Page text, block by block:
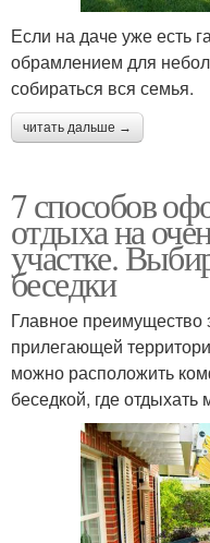
Если на даче уже есть
обрамлением для
собираться вся семья.
читать дальше →
7 способов
отдыха на
участке.
беседки
Главное преимущество
прилегающей
можно расположить
беседкой, где